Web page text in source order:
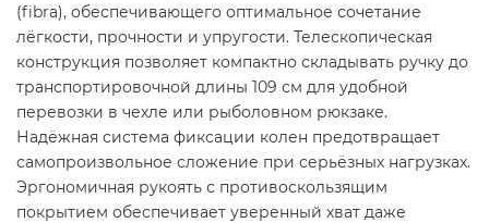
(fibra), обеспечивающего оптимальное сочетание
лёгкости, прочности и упругости. Телескопическая
конструкция позволяет компактно складывать ручку до
транспортировочной длины 109 см для удобной
перевозки в чехле или рыболовном рюкзаке.
Надёжная система фиксации колен предотвращает
самопроизвольное сложение при серьёзных нагрузках.
Эргономичная рукоять с противоскользящим
покрытием обеспечивает уверенный хват даже